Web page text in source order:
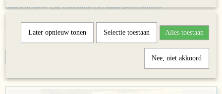
Bliksem door Liz Huisman en Anna Boterman…
€ 0,00
Op voorraad
Later opnieuw tonen Selectie toestaan Alles toestaan
Nee, niet akkoord